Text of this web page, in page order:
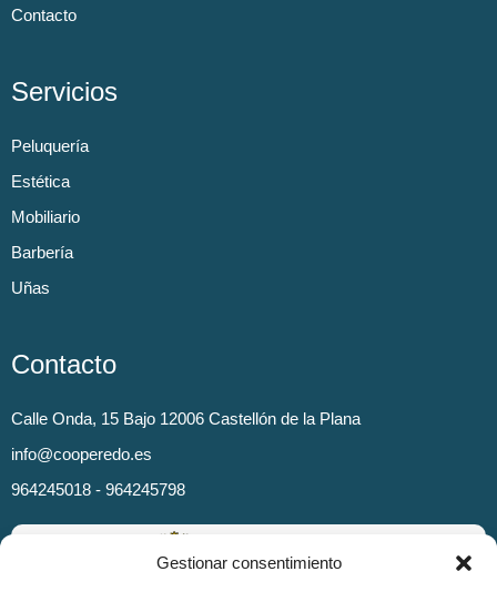
Gestionar consentimiento
Contacto
Servicios
Peluquería
Estética
Mobiliario
Barbería
Uñas
Contacto
Calle Onda, 15 Bajo 12006 Castellón de la Plana
info@cooperedo.es
964245018 - 964245798